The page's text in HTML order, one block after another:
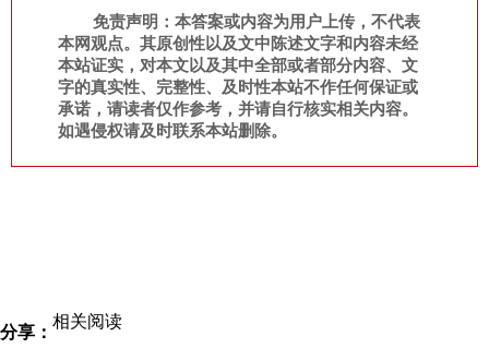
免责声明：本答案或内容为用户上传，不代表
本网观点。其原创性以及文中陈述文字和内容未经
本站证实，对本文以及其中全部或者部分内容、文
字的真实性、完整性、及时性本站不作任何保证或
承诺，请读者仅作参考，并请自行核实相关内容。
如遇侵权请及时联系本站删除。
分享：
相关阅读